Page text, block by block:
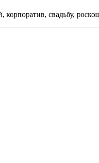
корпоратив, свадьбу,